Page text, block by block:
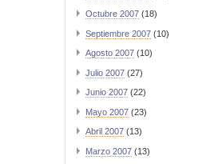
Octubre 2007 (18)
Septiembre 2007 (10)
Agosto 2007 (10)
Julio 2007 (27)
Junio 2007 (22)
Mayo 2007 (23)
Abril 2007 (13)
Marzo 2007 (13)